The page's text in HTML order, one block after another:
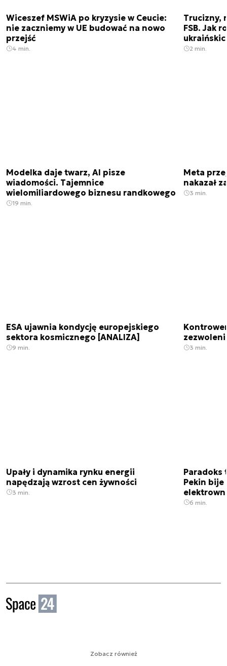
Wiceszef MSWiA po kryzysie w Ceucie:
nie zaczniemy w UE budować na nowo
przejść
4 min.
Trucizny,
FSB. Jak
2 min.
Modelka daje twarz, AI pisze
wiadomości. Tajemnice
wielomiliardowego biznesu randkowego
19 min.
Meta
nakazał
3 min.
ESA ujawnia kondycję europejskiego
sektora kosmicznego [ANALIZA]
9 min. 3 min.
Upały i dynamika rynku energii
napędzają wzrost cen żywności
3 min.
Paradoks
Pekin bije
6 min.
Zobacz również